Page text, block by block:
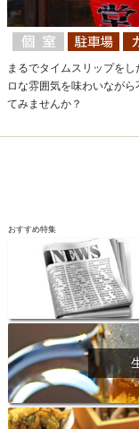
まるでタイムスリップを
ロな雰囲気を味わいなが
てみませんか？
おすすめ特集